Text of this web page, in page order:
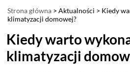
Strona główna > Aktualności > Kiedy
klimatyzacji domowej?
Kiedy warto
klimatyzacji